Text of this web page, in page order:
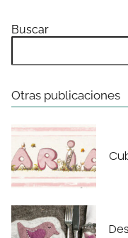
Buscar
Otras publicaciones